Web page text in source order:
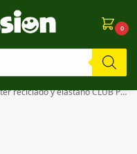
0
falla, ¡Perdón!⚠️
reciclado y elastano CLUB POLO